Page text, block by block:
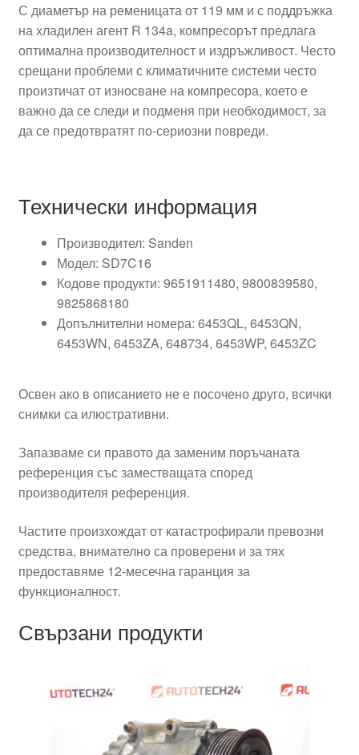
С диаметър на ременицата от 119 мм и с поддръжка
на хладилен агент R 134a, компресорът предлага
оптимална производителност и издръжливост. Често
срещани проблеми с климатичните системи често
произтичат от износване на компресора, което е
важно да се следи и подменя при необходимост, за
да се предотвратят по-сериозни повреди.
Технически информация
Производител: Sanden
Модел: SD7C16
Кодове продукти: 9651911480, 9800839580,
9825868180
Допълнителни номера: 6453QL, 6453QN,
6453WN, 6453ZA, 648734, 6453WP, 6453ZC
Освен ако в описанието не е посочено друго, всички
снимки са илюстративни.
Запазваме си правото да заменим поръчаната
референция със заместващата според
производителя референция.
Частите произхождат от катастрофирали превозни
средства, внимателно са проверени и за тях
предоставяме 12-месечна гаранция за
функционалност.
Свързани продукти